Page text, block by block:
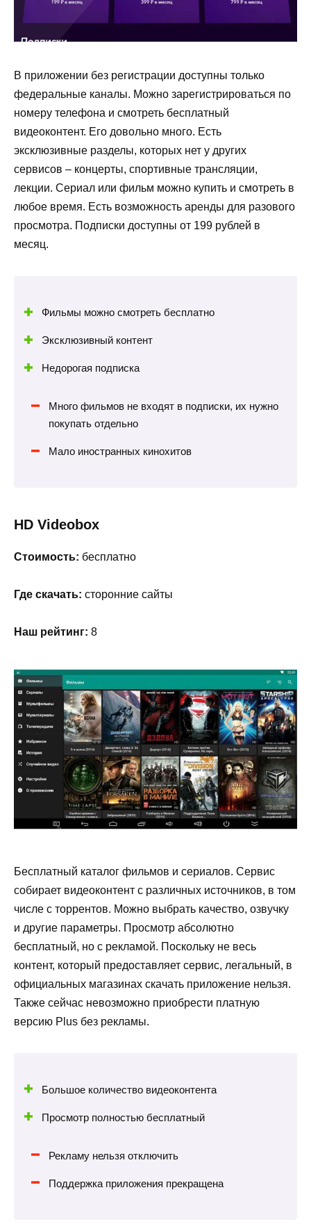
В приложении без регистрации доступны только
федеральные каналы. Можно зарегистрироваться по
номеру телефона и смотреть бесплатный
видеоконтент. Его довольно много. Есть
эксклюзивные разделы, которых нет у других
сервисов – концерты, спортивные трансляции,
лекции. Сериал или фильм можно купить и смотреть в
любое время. Есть возможность аренды для разового
просмотра. Подписки доступны от 199 рублей в
месяц.
Фильмы можно смотреть бесплатно
Эксклюзивный контент
Недорогая подписка
Много фильмов не входят в подписки, их нужно
покупать отдельно
Мало иностранных кинохитов
HD Videobox
Стоимость: бесплатно
Где скачать: сторонние сайты
Наш рейтинг: 8
Бесплатный каталог фильмов и сериалов. Сервис
собирает видеоконтент с различных источников, в том
числе с торрентов. Можно выбрать качество, озвучку
и другие параметры. Просмотр абсолютно
бесплатный, но с рекламой. Поскольку не весь
контент, который предоставляет сервис, легальный, в
официальных магазинах скачать приложение нельзя.
Также сейчас невозможно приобрести платную
версию Plus без рекламы.
Большое количество видеоконтента
Просмотр полностью бесплатный
Рекламу нельзя отключить
Поддержка приложения прекращена